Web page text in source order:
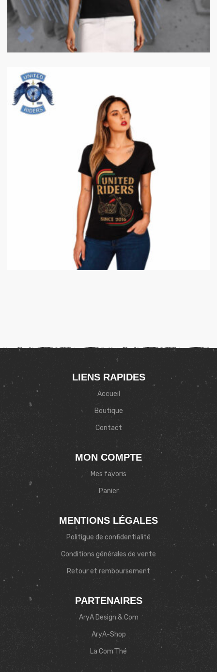
25,00€
LIENS RAPIDES
Accueil
Boutique
Contact
MON COMPTE
Mes favoris
Panier
MENTIONS LÉGALES
Politique de confidentialité
Conditions générales de vente
Retour et remboursement
PARTENAIRES
AryA Design & Com
AryA-Shop
La Com’Thé